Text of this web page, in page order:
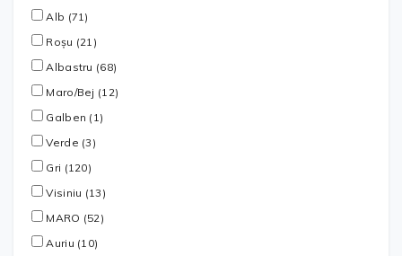
Alb (71)
Roșu (21)
Albastru (68)
Maro/Bej (12)
Galben (1)
Verde (3)
Gri (120)
Visiniu (13)
MARO (52)
Auriu (10)